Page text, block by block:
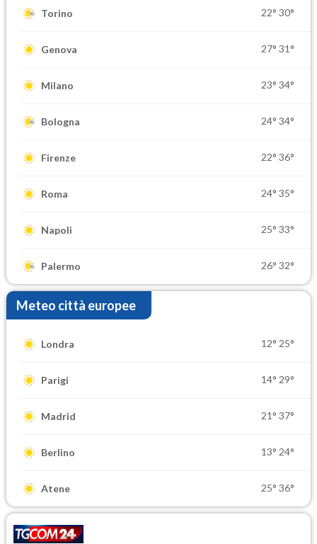
Torino 22° 30°
Genova 27° 31°
Milano 23° 34°
Bologna 24° 34°
Firenze 22° 36°
Roma 24° 35°
Napoli 25° 33°
Palermo 26° 32°
Meteo città europee
Londra 12° 25°
Parigi 14° 29°
Madrid 21° 37°
Berlino 13° 24°
Atene 25° 36°